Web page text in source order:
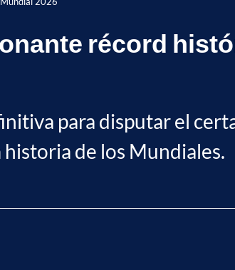
récord
para disputar el
de los Mundiales.